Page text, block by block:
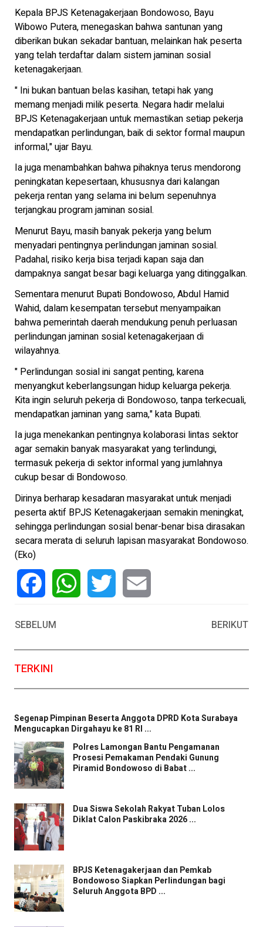
Kepala BPJS Ketenagakerjaan Bondowoso, Bayu
Wibowo Putera, menegaskan bahwa santunan yang
diberikan bukan sekadar bantuan, melainkan hak peserta
yang telah terdaftar dalam sistem jaminan sosial
ketenagakerjaan.
" Ini bukan bantuan belas kasihan, tetapi hak yang
memang menjadi milik peserta. Negara hadir melalui
BPJS Ketenagakerjaan untuk memastikan setiap pekerja
mendapatkan perlindungan, baik di sektor formal maupun
informal," ujar Bayu.
Ia juga menambahkan bahwa pihaknya terus mendorong
peningkatan kepesertaan, khususnya dari kalangan
pekerja rentan yang selama ini belum sepenuhnya
terjangkau program jaminan sosial.
Menurut Bayu, masih banyak pekerja yang belum
menyadari pentingnya perlindungan jaminan sosial.
Padahal, risiko kerja bisa terjadi kapan saja dan
dampaknya sangat besar bagi keluarga yang ditinggalkan.
Sementara menurut Bupati Bondowoso, Abdul Hamid
Wahid, dalam kesempatan tersebut menyampaikan
bahwa pemerintah daerah mendukung penuh perluasan
perlindungan jaminan sosial ketenagakerjaan di
wilayahnya.
" Perlindungan sosial ini sangat penting, karena
menyangkut keberlangsungan hidup keluarga pekerja.
Kita ingin seluruh pekerja di Bondowoso, tanpa terkecuali,
mendapatkan jaminan yang sama," kata Bupati.
Ia juga menekankan pentingnya kolaborasi lintas sektor
agar semakin banyak masyarakat yang terlindungi,
termasuk pekerja di sektor informal yang jumlahnya
cukup besar di Bondowoso.
Dirinya berharap kesadaran masyarakat untuk menjadi
peserta aktif BPJS Ketenagakerjaan semakin meningkat,
sehingga perlindungan sosial benar-benar bisa dirasakan
secara merata di seluruh lapisan masyarakat Bondowoso.
(Eko)
SEBELUM
BERIKUT
TERKINI
Segenap Pimpinan Beserta Anggota DPRD Kota Surabaya
Mengucapkan Dirgahayu ke 81 RI ...
Polres Lamongan Bantu Pengamanan
Prosesi Pemakaman Pendaki Gunung
Piramid Bondowoso di Babat ...
Dua Siswa Sekolah Rakyat Tuban Lolos
Diklat Calon Paskibraka 2026 ...
BPJS Ketenagakerjaan dan Pemkab
Bondowoso Siapkan Perlindungan bagi
Seluruh Anggota BPD ...